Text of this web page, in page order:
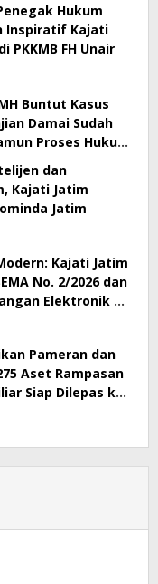
Hukum
Inspiratif Kajati
PKKMB FH Unair
Buntut Kasus
Damai Sudah
Proses Hukum
dan
Kajati Jatim
Jatim
Kajati Jatim
No. 2/2026 dan
Elektronik di
Pameran dan
Aset Rampasan
Siap Dilepas ke